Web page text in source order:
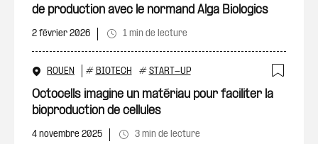
de production avec le normand Alga Biologics
2 février 2026 1 min de lecture
ROUEN # BIOTECH # START-UP
Octocells imagine un matériau pour faciliter la
bioproduction de cellules
4 novembre 2025 3 min de lecture